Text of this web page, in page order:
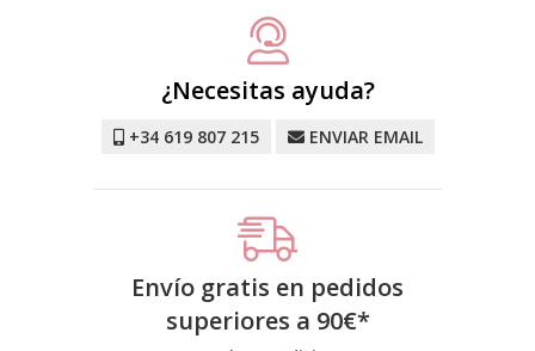
¿Necesitas ayuda?
+34 619 807 215 ENVIAR EMAIL
Envío gratis en pedidos
superiores a 90€*